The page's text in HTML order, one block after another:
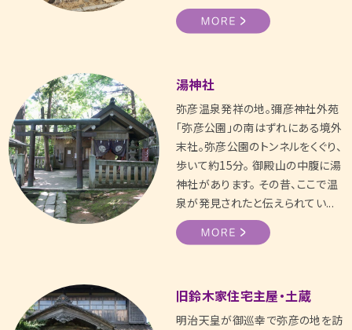
湯神社
弥彦温泉発祥の地。彌彦神社外苑
「弥彦公園」の南はずれにある境外
末社。弥彦公園のトンネルをくぐり、
歩いて約15分。 御殿山の中腹に湯
神社があります。 その昔、ここで温
泉が発見されたと伝えられてい...
旧鈴木家住宅主屋・土蔵
明治天皇が御巡幸で弥彦の地を訪